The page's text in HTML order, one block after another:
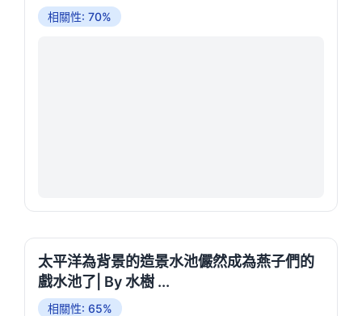
相關性: 70%
太平洋為背景的造景水池儼然成為燕子們的
戲水池了| By 水樹 ...
相關性: 65%